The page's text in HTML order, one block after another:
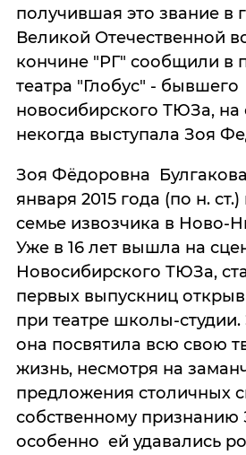
получившая это звание в
Великой Отечественной
кончине "РГ" сообщили в
театра "Глобус" - бывшего
новосибирского ТЮЗа, на
некогда выступала Зоя
Зоя Фёдоровна
января 2015 года (по н.
семье извозчика в Ново-
Уже в 16 лет вышла на
Новосибирского ТЮЗа,
первых выпускниц
при театре школы-студии.
она посвятила всю свою
жизнь, несмотря на
предложения столичных
собственному признанию
особенно ей удавались